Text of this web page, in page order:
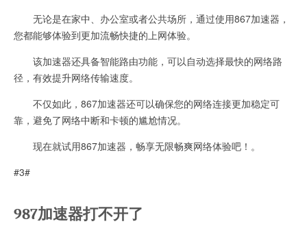
无论是在家中、办公室或者公共场所，通过使用867加速器，
您都能够体验到更加流畅快捷的上网体验。
该加速器还具备智能路由功能，可以自动选择最快的网络路
径，有效提升网络传输速度。
不仅如此，867加速器还可以确保您的网络连接更加稳定可
靠，避免了网络中断和卡顿的尴尬情况。
现在就试用867加速器，畅享无限畅爽网络体验吧！。
#3#
987加速器打不开了